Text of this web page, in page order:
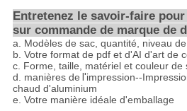
Entretenez le savoir-faire
sur commande de marque de
a. Modèles de sac, quantité, niveau
b. Votre format de pdf et d'AI d'art de
c. Forme, taille, matériel et couleur de
d. manières de l'impression--
chaud d'aluminium
e. Votre manière idéale d'emballage